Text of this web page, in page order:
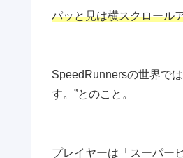
パッと見は横スクロール
SpeedRunnersの世界で
す。”とのこと。
プレイヤーは「スーパー